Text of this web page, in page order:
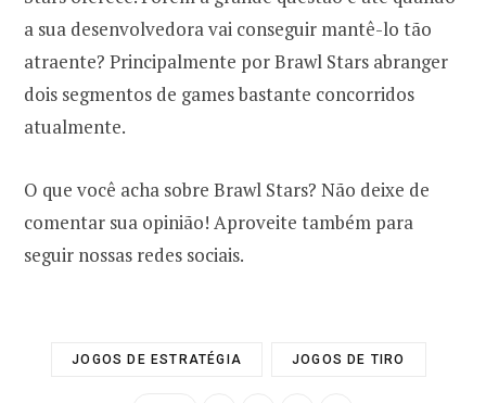
a sua desenvolvedora vai conseguir mantê-lo tão
atraente? Principalmente por Brawl Stars abranger
dois segmentos de games bastante concorridos
atualmente.
O que você acha sobre Brawl Stars? Não deixe de
comentar sua opinião! Aproveite também para
seguir nossas redes sociais.
JOGOS DE ESTRATÉGIA JOGOS DE TIRO